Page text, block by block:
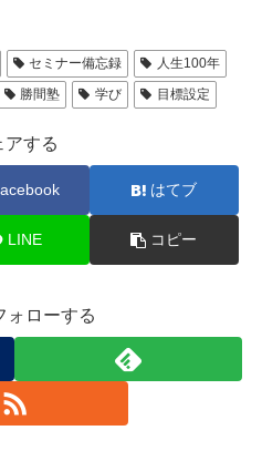
セミナー備忘録
人生100年
勝間塾 学び 目標設定
アする
はてブ
LINE コピー
ォローする